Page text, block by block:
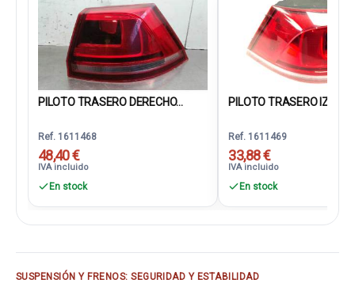
PILOTO TRASERO DERECHO...
Ref. 1611468
48,40 €
IVA incluido
En stock
PILOTO TRASERO
Ref. 1611469
33,88 €
IVA incluido
En stock
SUSPENSIÓN Y FRENOS: SEGURIDAD Y ESTABILIDAD